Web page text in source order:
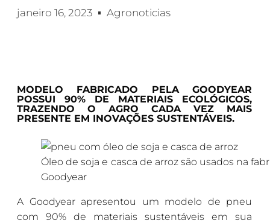
janeiro 16, 2023 Agronoticias
MODELO FABRICADO PELA GOODYEAR
POSSUI 90% DE MATERIAIS ECOLÓGICOS,
TRAZENDO O AGRO CADA VEZ MAIS
PRESENTE EM INOVAÇÕES SUSTENTÁVEIS.
Óleo de soja e casca de arroz são usados na
Goodyear
A Goodyear apresentou um modelo de pneu
com 90% de materiais sustentáveis em sua